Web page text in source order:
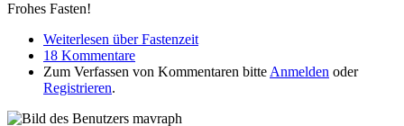
Frohes Fasten!
Weiterlesen über Fastenzeit
18 Kommentare
Zum Verfassen von Kommentaren bitte Anmelden oder
Registrieren.